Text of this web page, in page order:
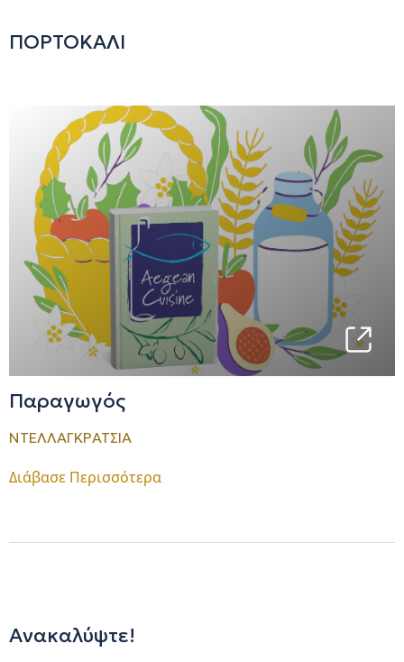
ΠΟΡΤΟΚΑΛΙ
Παραγωγός
ΝΤΕΛΛΑΓΚΡΑΤΣΙΑ
Διάβασε Περισσότερα
Ανακαλύψτε!